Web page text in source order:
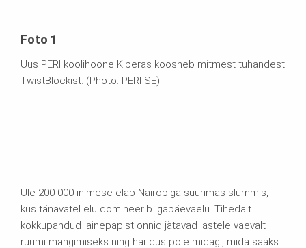
Foto 1
Uus PERI koolihoone Kiberas koosneb mitmest tuhandest
TwistBlockist. (Photo: PERI SE)
Üle 200 000 inimese elab Nairobiga suurimas slummis,
kus tänavatel elu domineerib igapäevaelu. Tihedalt
kokkupandud lainepapist onnid jätavad lastele vaevalt
ruumi mängimiseks ning haridus pole midagi, mida saaks